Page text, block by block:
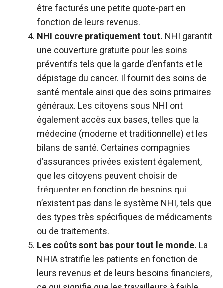
être facturés une petite quote-part en
fonction de leurs revenus.
NHI couvre pratiquement tout. NHI garantit
une couverture gratuite pour les soins
préventifs tels que la garde d'enfants et le
dépistage du cancer. Il fournit des soins de
santé mentale ainsi que des soins primaires
généraux. Les citoyens sous NHI ont
également accès aux bases, telles que la
médecine (moderne et traditionnelle) et les
bilans de santé. Certaines compagnies
d’assurances privées existent également,
que les citoyens peuvent choisir de
fréquenter en fonction de besoins qui
n’existent pas dans le système NHI, tels que
des types très spécifiques de médicaments
ou de traitements.
Les coûts sont bas pour tout le monde. La
NHIA stratifie les patients en fonction de
leurs revenus et de leurs besoins financiers,